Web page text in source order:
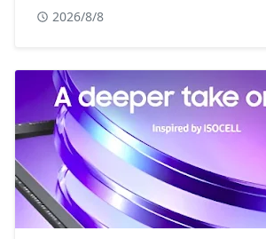
2026/8/8